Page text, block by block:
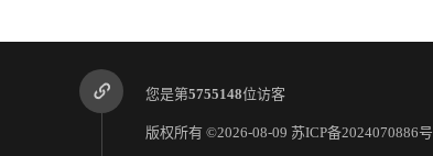
您是第5755148位访客
版权所有 ©2026-08-09 苏ICP备2024070886号